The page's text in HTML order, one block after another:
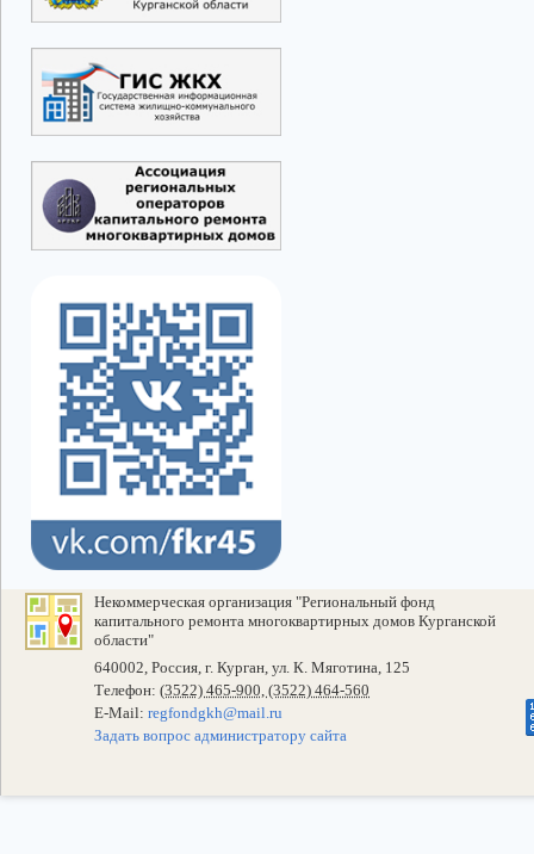
Некоммерческая организация "Региональный фонд
капитального ремонта многоквартирных домов Курганской
области"
640002, Россия, г. Курган, ул. К. Мяготина, 125
Телефон: (3522) 465-900, (3522) 464-560
E-Mail: regfondgkh@mail.ru
Задать вопрос администратору сайта